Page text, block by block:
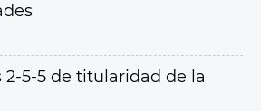
5-5 de titularidad de la